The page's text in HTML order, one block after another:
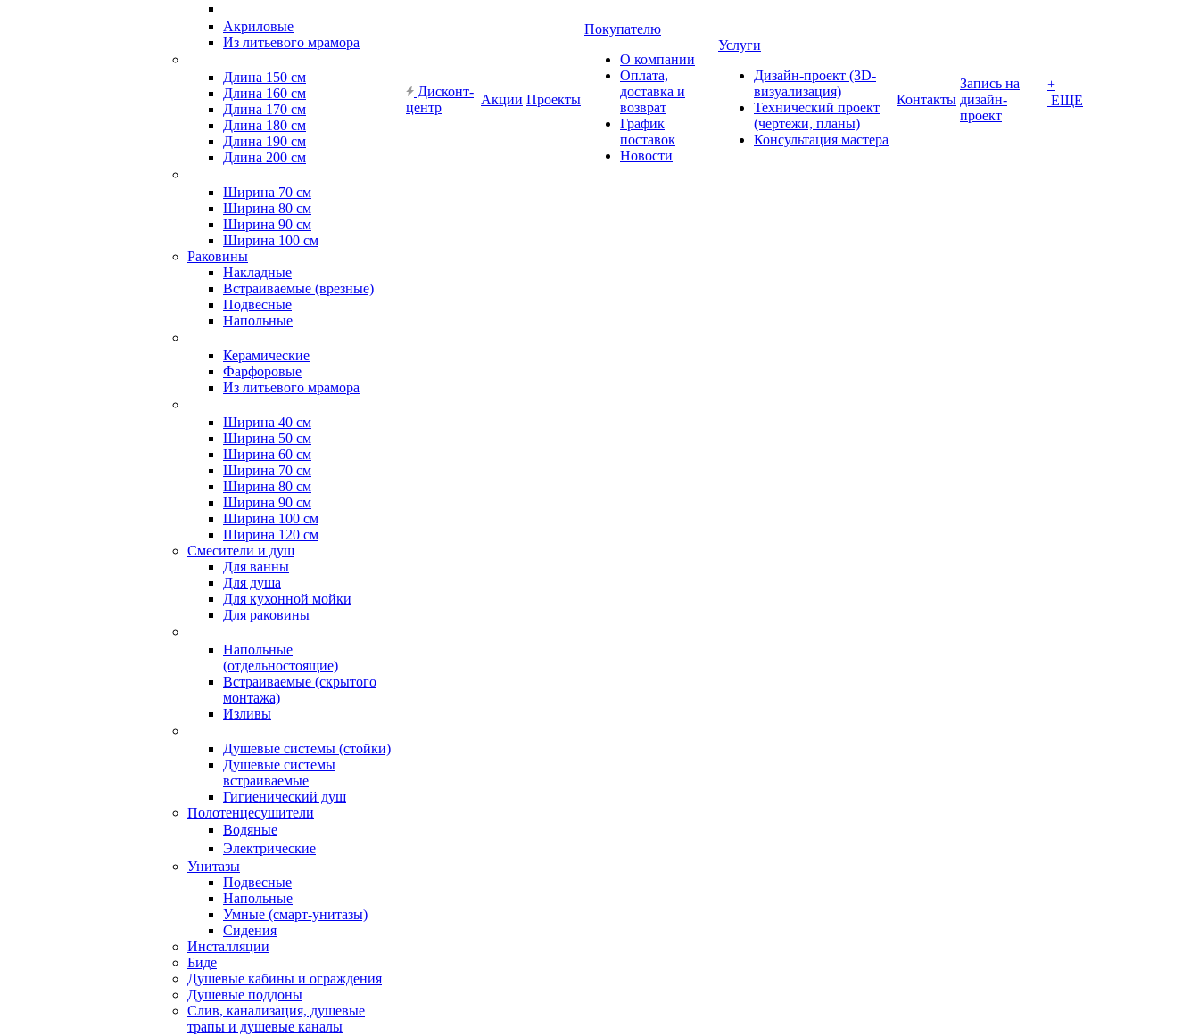
Акриловые
Из литьевого мрамора
Длина 150 см
Длина 160 см
Длина 170 см
Длина 180 см
Длина 190 см
Длина 200 см
Ширина 70 см
Ширина 80 см
Ширина 90 см
Ширина 100 см
Раковины
Накладные
Встраиваемые (врезные)
Подвесные
Напольные
Керамические
Фарфоровые
Из литьевого мрамора
Ширина 40 см
Ширина 50 см
Ширина 60 см
Ширина 70 см
Ширина 80 см
Ширина 90 см
Ширина 100 см
Ширина 120 см
Смесители и душ
Для ванны
Для душа
Для кухонной мойки
Для раковины
Напольные
(отдельностоящие)
Встраиваемые (скрытого
монтажа)
Изливы
Душевые системы (стойки)
Душевые системы
встраиваемые
Гигиенический душ
Полотенцесушители
ㅤВодяные
ㅤЭлектрические
Унитазы
Подвесные
Напольные
Умные (смарт-унитазы)
Сидения
Инсталляции
Биде
Душевые кабины и ограждения
Душевые поддоны
Слив, канализация, душевые
трапы и душевые каналы
Дисконт-
центр
Акции Проекты
Покупателю
О компании
Оплата,
доставка и
возврат
График
поставок
Новости
Услуги
Дизайн-проект (3D-
визуализация)
Технический проект
(чертежи, планы)
Консультация мастера
Контакты
Запись на
дизайн-
проект
+
ЕЩЕ